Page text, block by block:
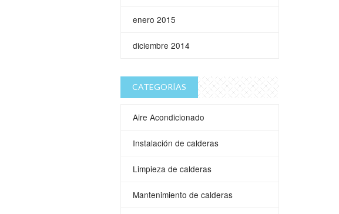
enero 2015
diciembre 2014
CATEGORÍAS
Aire Acondicionado
Instalación de calderas
Limpieza de calderas
Mantenimiento de calderas